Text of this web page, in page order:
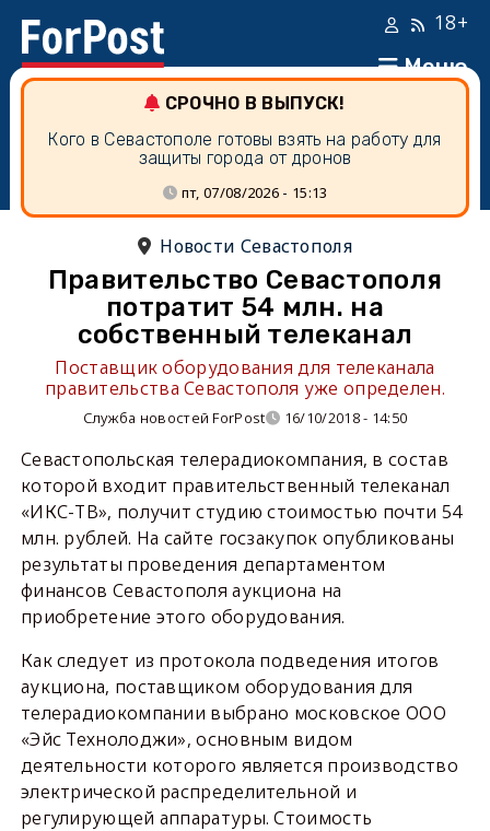
Меню
18+
СРОЧНО В ВЫПУСК!
Кого в Севастополе готовы взять на работу для
защиты города от дронов
пт, 07/08/2026 - 15:13
Новости Севастополя
Правительство Севастополя
потратит 54 млн. на
собственный телеканал
Поставщик оборудования для телеканала
правительства Севастополя уже определен.
Служба новостей ForPost 16/10/2018 - 14:50
Севастопольская телерадиокомпания, в состав
которой входит правительственный телеканал
«ИКС-ТВ», получит студию стоимостью почти 54
млн. рублей. На сайте госзакупок опубликованы
результаты проведения департаментом
финансов Севастополя аукциона на
приобретение этого оборудования.
Как следует из протокола подведения итогов
аукциона, поставщиком оборудования для
телерадиокомпании выбрано московское ООО
«Эйс Технолоджи», основным видом
деятельности которого является производство
электрической распределительной и
регулирующей аппаратуры. Стоимость